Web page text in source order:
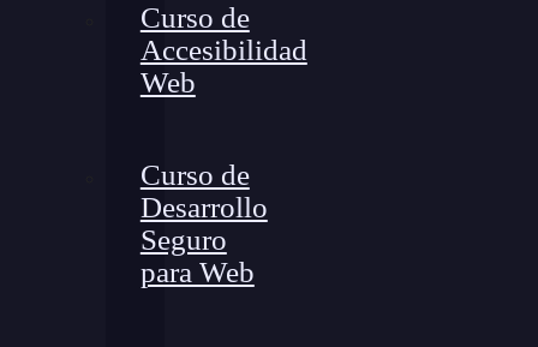
Curso de
Accesibilidad
Web
Curso de
Desarrollo
Seguro
para Web